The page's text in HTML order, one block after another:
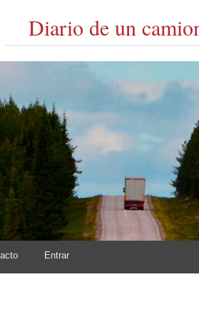
Diario de un
Entrar